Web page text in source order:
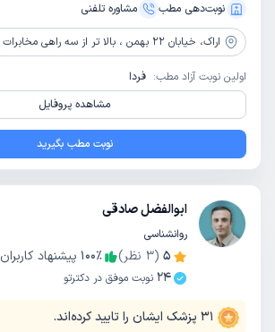
نوبت‌دهی مطب
مشاوره‌ تلفنی
اراک، خیابان 22 بهمن ، بالا تر از سه راهی مخابرات ، جنب موبایل گاندی ، طبقه دوم
اولین نوبت آزاد مطب: فردا
مشاهده پروفایل
نوبت مطب بگیرید
ابوالفضل صادقی
روانشناسی
5
(
3 نظر) 100٪
پیشنهاد کاربران
24 نوبت موفق در دکترتو
31 پزشک ایشان را تایید کرده‌اند.